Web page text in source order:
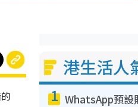
港生活人
1